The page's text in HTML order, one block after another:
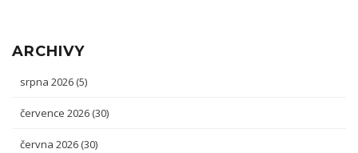
ARCHIVY
srpna 2026 (5)
července 2026 (30)
června 2026 (30)